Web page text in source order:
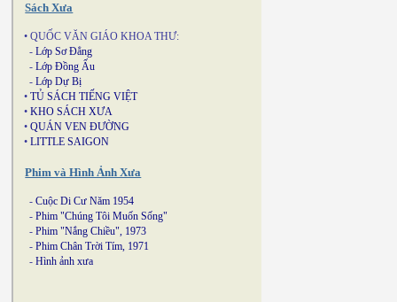
Sách Xưa
• QUỐC VĂN GIÁO KHOA THƯ:
- Lớp Sơ Đẳng
- Lớp Đồng Ấu
- Lớp Dự Bị
• TỦ SÁCH TIẾNG VIỆT
• KHO SÁCH XƯA
• QUÁN VEN ĐƯỜNG
• LITTLE SAIGON
Phim và Hình Ảnh Xưa
- Cuộc Di Cư Năm 1954
- Phim "Chúng Tôi Muốn Sống"
- Phim "Nắng Chiều", 1973
- Phim Chân Trời Tím, 1971
- Hình ảnh xưa